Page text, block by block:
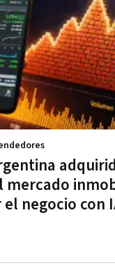
mercado
negocio con